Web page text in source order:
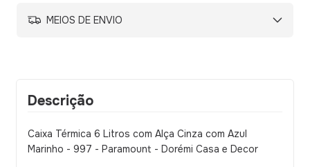
MEIOS DE ENVIO
Descrição
Caixa Térmica 6 Litros com Alça Cinza com Azul
Marinho - 997 - Paramount - Dorémi Casa e Decor